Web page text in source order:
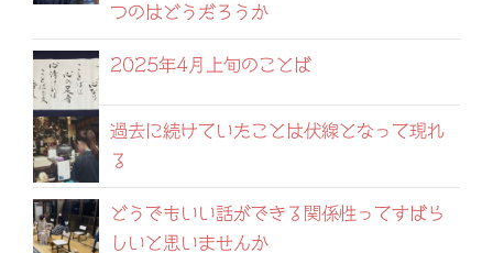
つのはどうだろうか
2025年4月上旬のことば
過去に続けていたことは伏線となって現れ
る
どうでもいい話ができる関係性ってすばら
しいと思いませんか